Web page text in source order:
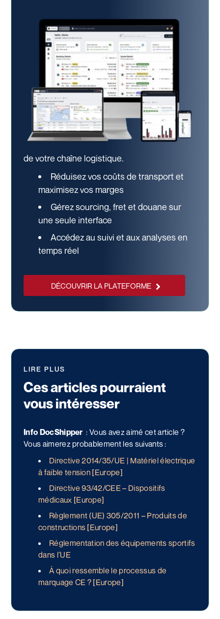
de votre chaîne logistique.
Réduisez vos coûts de transport et
maximisez vos marges
Gérez sourcing, fret et douane sur
une seule interface
Accédez au suivi et aux analyses en
temps réel
DÉCOUVRIR LA PLATEFORME
LIRE PLUS
Ces articles pourraient
vous intéresser
Info DocShipper : Vous avez aimé cet article ?
Vous aimerez probablement les suivants :
Directive 2014/35/UE | Matériel électrique
à faible tension [Europe]
Directive 93/42/CEE – Dispositifs
médicaux [Europe]
Règlement (UE) 305/2011 – Produits de
constructions [Europe]
Réglementation des équipements sportifs
dans l’UE
À quoi ressemble le processus de
marquage CE ? [Europe]